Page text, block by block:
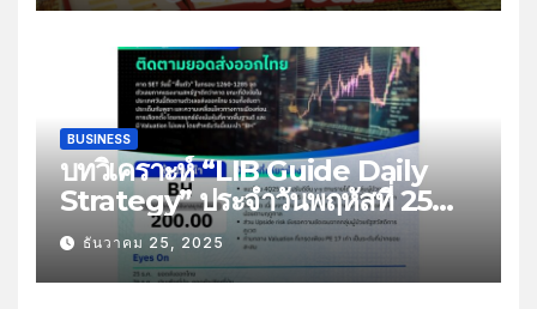
BUSINESS
บทวิเคราะห์ “LIB Guide Daily
Strategy” ประจำวันพฤหัสที่ 25
ธันวาคม 2568 หัวข้อ “ติดตามยอด
ส่งออกไทย”
ธันวาคม 25, 2025